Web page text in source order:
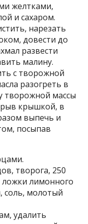
желтками,
и сахаром.
нарезать
довести до
развести
малину.
с творожной
разогреть в
творожной массы
крышкой, в
выпечь и
посыпав
творога, 250
ложки лимонного
соль, молотый
удалить